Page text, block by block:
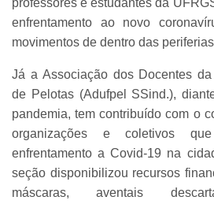
enfrentamento ao novo
movimentos de dentro das
Já a Associação dos Docentes da
de Pelotas (Adufpel SSind.),
pandemia, tem contribuído com o
organizações e coletivos
enfrentamento a Covid-19 na
seção disponibilizou recursos
máscaras, aventais